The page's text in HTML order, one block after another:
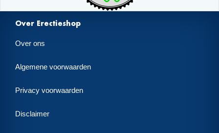
Over Erectieshop
Over ons
Algemene voorwaarden
Privacy voorwaarden
Disclaimer